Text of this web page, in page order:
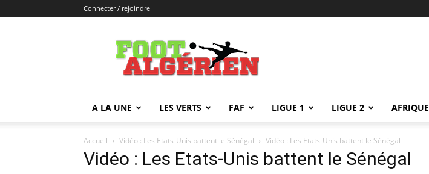
Connecter / rejoindre
FOOTALGERIEN
A LA UNE LES VERTS FAF LIGUE 1 LIGUE 2 AFRIQUE
Accueil Vidéo : Les Etats-Unis battent le Sénégal Vidéo : Les Etats-Unis battent le Sénégal
Vidéo : Les Etats-Unis battent le Sénégal